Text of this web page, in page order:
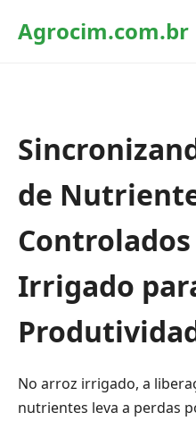
Agrocim.com.br
de
Irrigado
No arroz irrigado, a
nutrientes leva a perdas